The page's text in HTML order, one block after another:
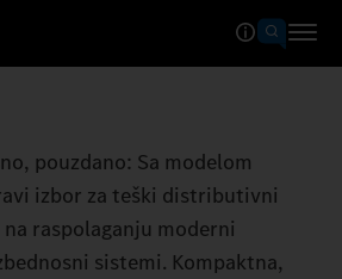
pouzdano: Sa modelom
izbor za teški distributivni
raspolaganju moderni
sistemi. Kompaktna,